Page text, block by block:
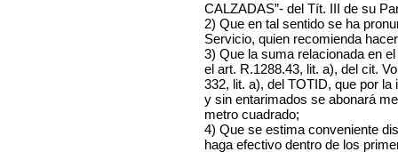
CALZADAS”- del Tít. III de su
2) Que en tal sentido se ha
Servicio, quien recomienda
3) Que la suma relacionada en
el art. R.1288.43, lit. a), del cit.
332, lit. a), del TOTID, que por
y sin entarimados se abonará
metro cuadrado;
4) Que se estima conveniente
haga efectivo dentro de los